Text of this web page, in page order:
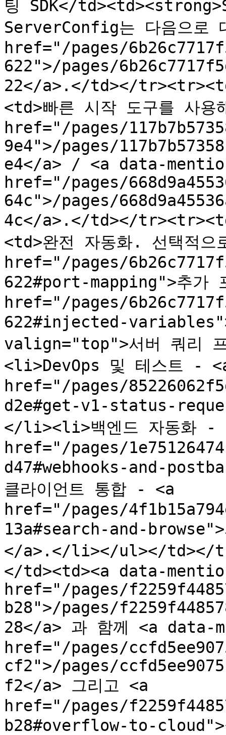
팅 SDK</
ServerConfig는 다음으로
href="/pages/
622">/pages/
22</a>.</td></
<td>빠른 시작 도구를 사
href="/pages/
9e4">/pages/
e4</a> / <a data-
href="/pages/
64c">/pages/
4c</a>.</td></
<td>완전 자동화. 선택적으
href="/pages/
622#port-mapping">추가
href="/pages/
622#injected-
valign="top">서버 쿼리
<li>DevOps 및 테스트 -
href="/pages/
d2e#get-v1-status-
</li><li>백엔드 자동화 -
href="/pages/
d47#webhooks-and-
클라이언트 통합 - <a
href="/pages/
13a#search-and-
</a>.</li></ul></td></
</td><td><a data-
href="/pages/
b28">/pages/
28</a> 과 함께 <a data-
href="/pages/
cf2">/pages/
f2</a> 그리고 <a
href="/pages/
b28#overflow-to-cloud">